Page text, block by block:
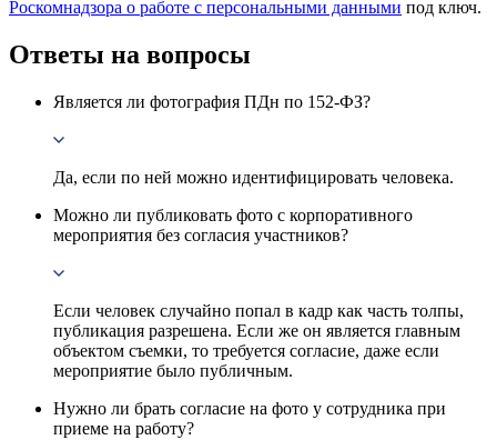
Роскомнадзора о работе с персональными данными под ключ.
Ответы на вопросы
Является ли фотография ПДн по 152-ФЗ?
Да, если по ней можно идентифицировать человека.
Можно ли публиковать фото с корпоративного
мероприятия без согласия участников?
Если человек случайно попал в кадр как часть толпы,
публикация разрешена. Если же он является главным
объектом съемки, то требуется согласие, даже если
мероприятие было публичным.
Нужно ли брать согласие на фото у сотрудника при
приеме на работу?